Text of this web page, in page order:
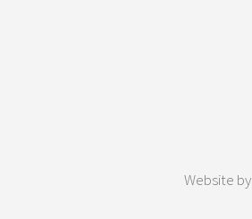
Website by